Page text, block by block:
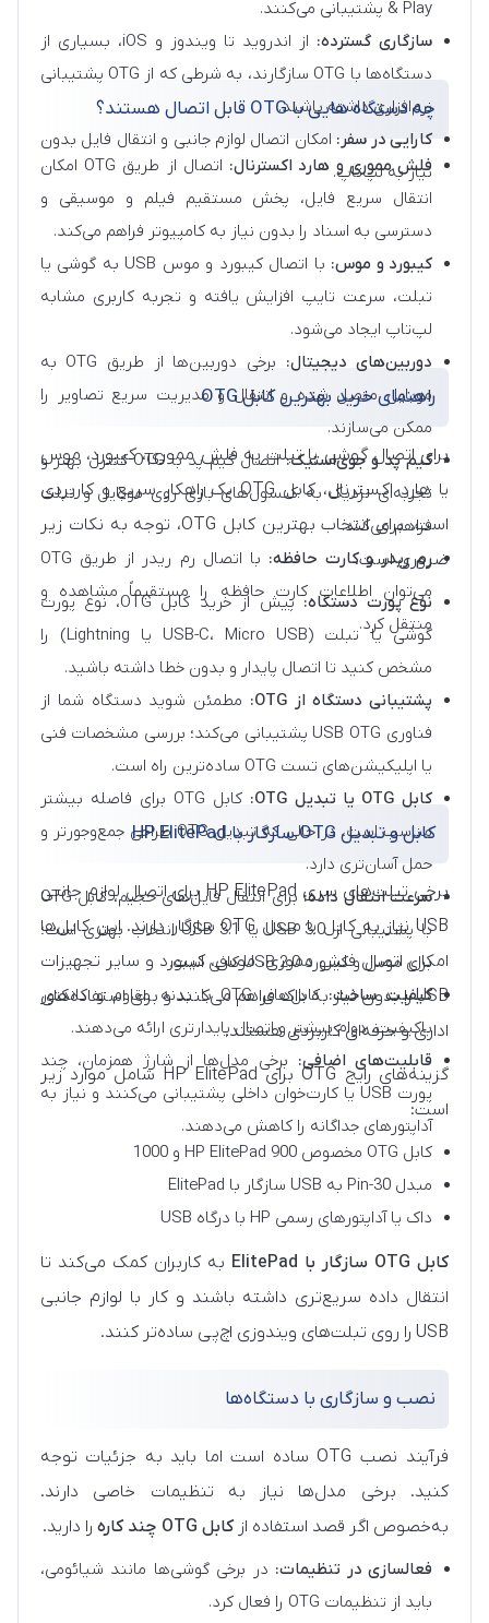
& Play پشتیبانی می‌کنند.
سازگاری گسترده:
از اندروید تا ویندوز و iOS، بسیاری از
دستگاه‌ها با OTG سازگارند، به شرطی که از OTG پشتیبانی
نرم‌افزاری داشته باشند.
کارایی در سفر: امکان اتصال لوازم جانبی و انتقال فایل بدون
نیاز به لپ‌تاپ.
چه دستگاه هایی با OTG قابل اتصال هستند؟
فلش مموری و هارد اکسترنال:
اتصال از طریق OTG امکان
انتقال سریع فایل، پخش مستقیم فیلم و موسیقی و
دسترسی به اسناد را بدون نیاز به کامپیوتر فراهم می‌کند.
کیبورد و موس:
با اتصال کیبورد و موس USB به گوشی یا
تبلت، سرعت تایپ افزایش یافته و تجربه کاربری مشابه
لپ‌تاپ ایجاد می‌شود.
دوربین‌های دیجیتال:
برخی دوربین‌ها از طریق OTG به
موبایل متصل شده و انتقال و مدیریت سریع تصاویر را
ممکن می‌سازند.
گیم پد و جوی‌استیک:
اتصال گیم پد با OTG کنترل بهتر و
تجربه‌ای نزدیک به کنسول‌های بازی روی موبایل و تبلت
فراهم می‌کند.
رم ریدر و کارت حافظه:
با اتصال رم ریدر از طریق OTG
می‌توان اطلاعات کارت حافظه را مستقیماً مشاهده و
منتقل کرد.
راهنمای خرید بهترین کابل OTG
برای اتصال گوشی یا تبلت به فلش مموری، کیبورد، موس
یا هارد اکسترنال، کابل OTG یک راهکار سریع و کاربردی
است. برای انتخاب بهترین کابل OTG، توجه به نکات زیر
ضروری است.
نوع پورت دستگاه:
پیش از خرید کابل OTG، نوع پورت
گوشی یا تبلت (USB-C، Micro USB یا Lightning) را
مشخص کنید تا اتصال پایدار و بدون خطا داشته باشید.
پشتیبانی دستگاه از OTG:
مطمئن شوید دستگاه شما از
فناوری USB OTG پشتیبانی می‌کند؛ بررسی مشخصات فنی
یا اپلیکیشن‌های تست OTG ساده‌ترین راه است.
کابل OTG یا تبدیل OTG:
کابل OTG برای فاصله بیشتر
مناسب است، در حالی که تبدیل OTG طراحی جمع‌وجورتر و
حمل آسان‌تری دارد.
سرعت انتقال داده:
برای انتقال فایل‌های حجیم، کابل OTG
با پشتیبانی از USB 3.0 یا USB 3.1 انتخاب بهتری است؛
برای موس و کیبورد USB 2.0 کافی است.
کیفیت ساخت:
کابل‌های OTG با بدنه مقاوم و کانکتور
باکیفیت، دوام بیشتر و اتصال پایدارتری ارائه می‌دهند.
قابلیت‌های اضافی: برخی مدل‌ها از شارژ همزمان، چند
پورت USB یا کارت‌خوان داخلی پشتیبانی می‌کنند و نیاز به
آداپتورهای جداگانه را کاهش می‌دهند.
کابل و تبدیل OTG سازگار با HP ElitePad
برخی تبلت‌های سری HP ElitePad برای اتصال لوازم جانبی
USB نیاز به کابل یا مبدل OTG سازگار دارند. این کابل‌ها
امکان اتصال فلش مموری، موس، کیبورد و سایر تجهیزات
USB را بدون نیاز به داک فراهم می‌کنند و برای استفاده‌های
اداری و حرفه‌ای کاربردی هستند.
گزینه‌های رایج OTG برای HP ElitePad شامل موارد زیر
است:
کابل OTG مخصوص HP ElitePad 900 و 1000
مبدل 30-Pin به USB سازگار با ElitePad
داک یا آداپتورهای رسمی HP با درگاه USB
کابل OTG سازگار با ElitePad
به کاربران کمک می‌کند تا
انتقال داده سریع‌تری داشته باشند و کار با لوازم جانبی
USB را روی تبلت‌های ویندوزی اچ‌پی ساده‌تر کنند.
نصب و سازگاری با دستگاه‌ها
فرآیند نصب OTG ساده است اما باید به جزئیات توجه
کنید. برخی مدل‌ها نیاز به تنظیمات خاصی دارند.
به‌خصوص اگر قصد استفاده ازکابل OTG چند کاره
را دارید.
فعالسازی در تنظیمات: در برخی گوشی‌ها مانند شیائومی،
باید از تنظیمات OTG را فعال کرد.